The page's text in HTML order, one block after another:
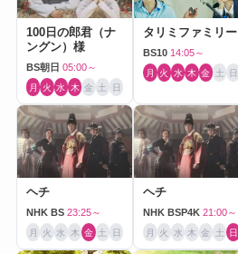
100日の郎君（ナ
ングン）様
BS朝日 05:00～
月 火 水 木 金 土 日
タリミファミリー
BS10 14:05～
月 火 水 木 金 土 日
ヘチ
NHK BS 23:25～
月 火 水 木 金 土 日
ヘチ
NHK BSP4K 21:00～
月 火 水 木 金 土 日